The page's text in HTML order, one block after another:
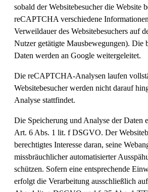
sobald der Websitebesucher die Website
reCAPTCHA verschiedene
Verweildauer des Websitebesuchers auf
Nutzer getätigte Mausbewegungen). Die
Daten werden an Google weitergeleitet.
Die reCAPTCHA-Analysen laufen
Websitebesucher werden nicht darauf
Analyse stattfindet.
Die Speicherung und Analyse der Daten
Art. 6 Abs. 1 lit. f DSGVO. Der
berechtigtes Interesse daran, seine
missbräuchlicher automatisierter
schützen. Sofern eine entsprechende
erfolgt die Verarbeitung ausschließlich